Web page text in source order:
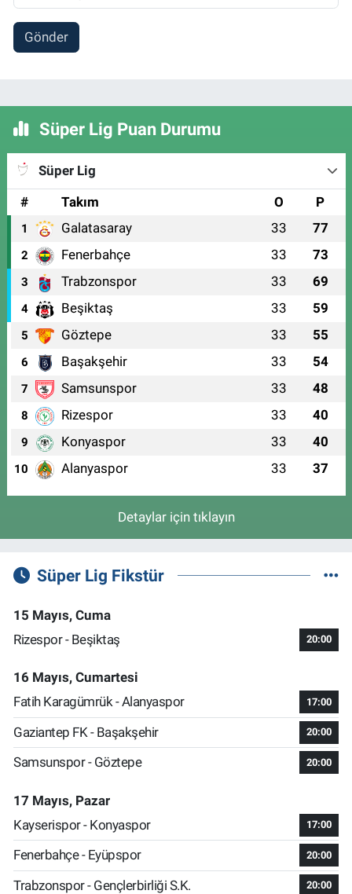
Gönder
Süper Lig Puan Durumu
Süper Lig
#
Takım O P
1 Galatasaray 33 77
2 Fenerbahçe 33 73
3 Trabzonspor 33 69
4 Beşiktaş 33 59
5 Göztepe 33 55
6 Başakşehir 33 54
7 Samsunspor 33 48
8 Rizespor 33 40
9 Konyaspor 33 40
10 Alanyaspor 33 37
Detaylar için tıklayın
Süper Lig Fikstür
15 Mayıs, Cuma
Rizespor - Beşiktaş
20:00
16 Mayıs, Cumartesi
Fatih Karagümrük - Alanyaspor
17:00
Gaziantep FK - Başakşehir 20:00
Samsunspor - Göztepe 20:00
17 Mayıs, Pazar
Kayserispor - Konyaspor
17:00
Fenerbahçe - Eyüpspor 20:00
Trabzonspor - Gençlerbirliği S.K. 20:00